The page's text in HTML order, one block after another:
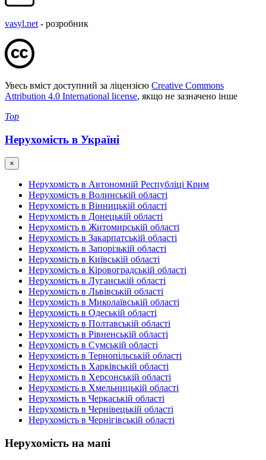
vasyl.net - розробник
Увесь вміст доступний за ліцензією Creative Commons
Attribution 4.0 International license, якщо не зазначено інше
Top
Нерухомість в Україні
×
Нерухомість в Автономній Республіці Крим
Нерухомість в Волинській області
Нерухомість в Вінницькій області
Нерухомість в Донецькій області
Нерухомість в Житомирській області
Нерухомість в Закарпатській області
Нерухомість в Запорізькій області
Нерухомість в Київській області
Нерухомість в Кіровоградській області
Нерухомість в Луганській області
Нерухомість в Львівській області
Нерухомість в Миколаївській області
Нерухомість в Одеській області
Нерухомість в Полтавській області
Нерухомість в Рівненській області
Нерухомість в Сумській області
Нерухомість в Тернопільській області
Нерухомість в Харківській області
Нерухомість в Херсонській області
Нерухомість в Хмельницькій області
Нерухомість в Черкаській області
Нерухомість в Чернівецькій області
Нерухомість в Чернігівській області
Нерухомість на мапі